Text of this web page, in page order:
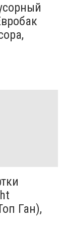
Ган),